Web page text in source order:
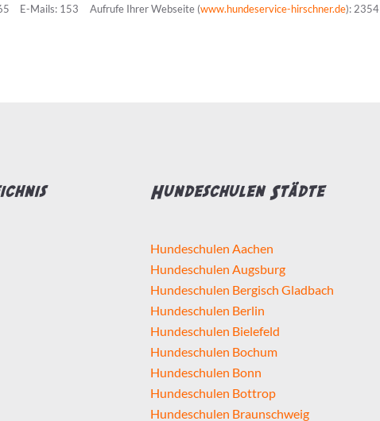
E-Mails: 153 Aufrufe Ihrer Webseite (www.hundeservice-hirschner.de): 2354
Hundeschulen Städte
Hundeschulen Aachen
Hundeschulen Augsburg
Hundeschulen Bergisch Gladbach
Hundeschulen Berlin
Hundeschulen Bielefeld
Hundeschulen Bochum
Hundeschulen Bonn
Hundeschulen Bottrop
Hundeschulen Braunschweig